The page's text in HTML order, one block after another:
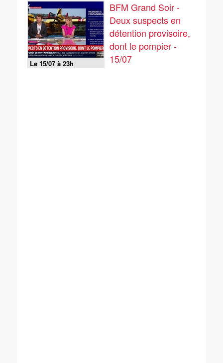
Le 15/07 à 23h
BFM Grand Soir -
Deux suspects en
détention provisoire,
dont le pompier -
15/07